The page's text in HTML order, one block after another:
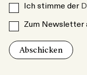
Ich stimme der
Zum Newsletter